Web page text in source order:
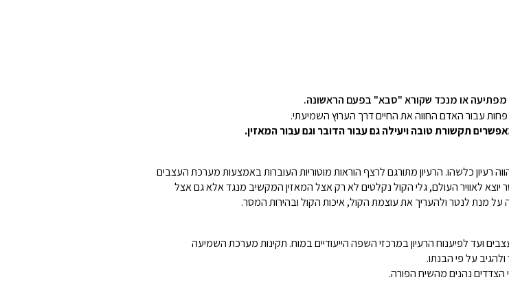
מפתיעה או מנכד שקורא "סבא" בפעם הראשונה.
עבור האדם החווה את החיים דרך הערוץ השמיעתי.
תקשורת טובה ויעילה גם עבור הדובר וגם עבור המאזין.
כלשהו. הרעיון מתורגם לרצף הוראות מוטוריות העוברות באמצעות מערכת העצבים
לאוויר העולם, גלי הקול נקלטים לא רק אצל המאזין המקשיב מנגד אלא גם אצל
מנת לנטר ולהעריך את עוצמת הקול, איכות הקול ובהירות המסר.
ועד לפיענוח הרעיון במרכזי השפה הייעודיים במוח. תקינות מערכת השמיעה
על פי הבנתו.
נהנים מהשיח הפורה.